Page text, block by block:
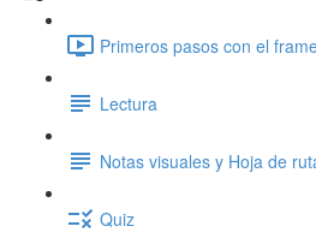
Primeros pasos con el
Lectura
Notas visuales y Hoja de
Quiz